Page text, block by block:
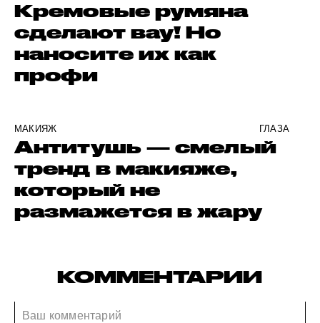
Кремовые румяна
сделают вау! Но
наносите их как
профи
МАКИЯЖ ГЛАЗА
Антитушь — смелый
тренд в макияже,
который не
размажется в жару
КОММЕНТАРИИ